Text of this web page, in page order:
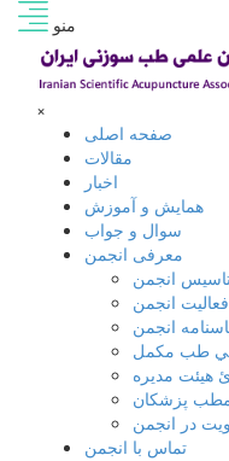
منو
×
صفحه اصلی
مقالات
اخبار
همایش و آموزش
سوال و جواب
معرفی انجمن
انجمن
فعاليت انجمن
انجمن
طب مكمل
هیئت مدیره
پزشکان
در انجمن
تماس با انجمن